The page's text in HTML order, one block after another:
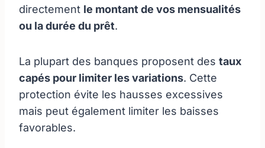
directement le montant de vos mensualités
ou la durée du prêt.
La plupart des banques proposent des taux
capés pour limiter les variations. Cette
protection évite les hausses excessives
mais peut également limiter les baisses
favorables.